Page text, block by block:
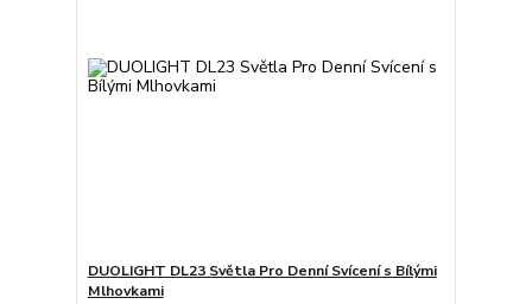
DUOLIGHT DL23 Světla Pro Denní Svícení s Bílými
Mlhovkami